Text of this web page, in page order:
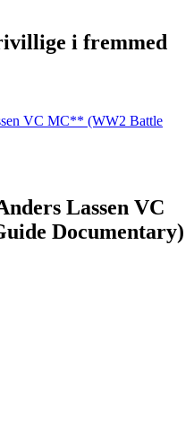
i fremmed
Lassen VC
Documentary)